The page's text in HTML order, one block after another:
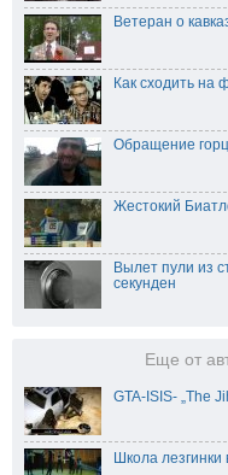
Ветеран о
Как сходить на
Обращение
Жестокий
Вылет пули из
секунден
Еще от
GTA-ISIS- „The
Школа лезгинки